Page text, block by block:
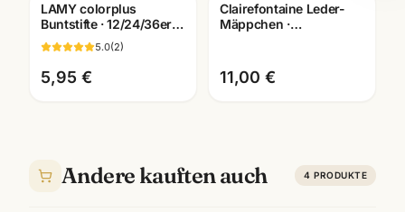
LAMY colorplus
Buntstifte · 12/24/36er
Set · hochpigmentiert ·
Künstlerbedarf
5.0(2)
5,95 €
Clairefontaine Leder-
Mäppchen ·
Mannheim
11,00 €
Andere kauften auch 4 PRODUKTE